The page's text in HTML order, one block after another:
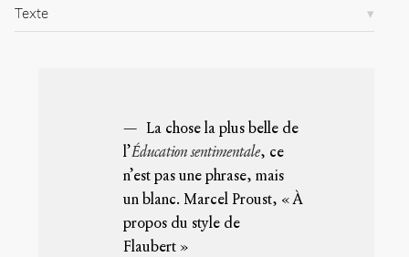
Copier la
NonCommercial-
Texte
La chose la plus belle de
l’Éducation sentimentale, ce
n’est pas une phrase, mais
un blanc. Marcel Proust, « À
propos du style de
Flaubert »